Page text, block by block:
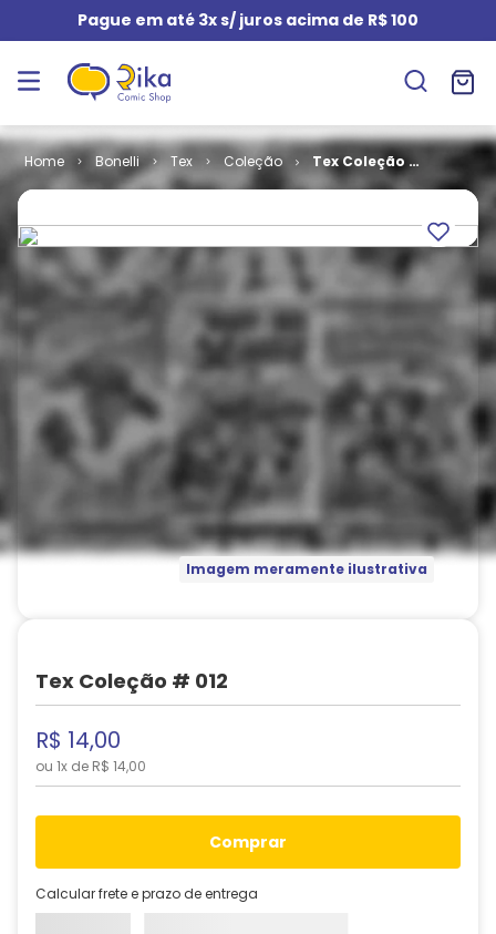
Pague em até 3x s/ juros acima de R$ 100
Bonelli Tex Coleção
Tex Coleção #
012
Imagem meramente ilustrativa
Tex Coleção # 012
R$ 14,00
ou 1x de R$ 14,00
comprar
Calcular frete e prazo de entrega